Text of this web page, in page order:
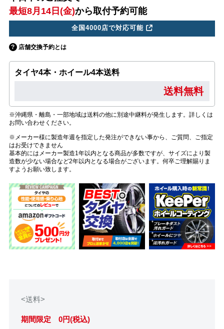
最短8月14日(金)から取付予約可能
全国4000店で対応可能
店舗交換予約とは
タイヤ4本・ホイール4本送料
送料無料
※沖縄県・離島・一部地域は送料の他に別途中継料が発生します。詳しくは
お問い合わせください。
※メーカー様に製造年週を指定した発注ができない事から、ご質問、ご指定
はお受けできません
基本的にはメーカー製造1年以内となる商品が多数ですが、サイズにより製
造数が少ない場合など2年以内となる場合がございます。何卒ご理解賜りま
すようお願い致します。
<送料>
期間限定 0円(税込)